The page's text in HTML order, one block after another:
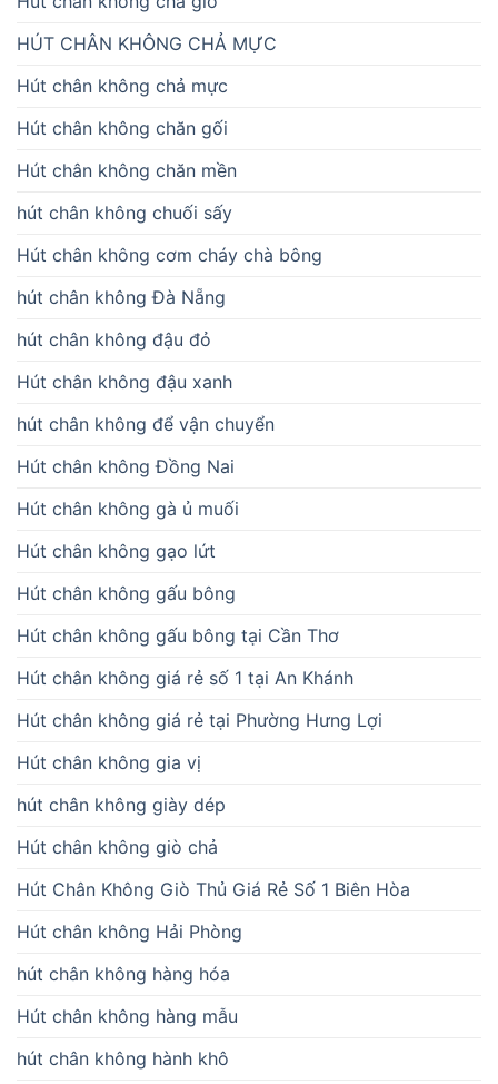
HÚT CHÂN KHÔNG CHẢ MỰC
Hút chân không chả mực
Hút chân không chăn gối
Hút chân không chăn mền
hút chân không chuối sấy
Hút chân không cơm cháy chà bông
hút chân không Đà Nẵng
hút chân không đậu đỏ
Hút chân không đậu xanh
hút chân không để vận chuyển
Hút chân không Đồng Nai
Hút chân không gà ủ muối
Hút chân không gạo lứt
Hút chân không gấu bông
Hút chân không gấu bông tại Cần Thơ
Hút chân không giá rẻ số 1 tại An Khánh
Hút chân không giá rẻ tại Phường Hưng Lợi
Hút chân không gia vị
hút chân không giày dép
Hút chân không giò chả
Hút Chân Không Giò Thủ Giá Rẻ Số 1 Biên Hòa
Hút chân không Hải Phòng
hút chân không hàng hóa
Hút chân không hàng mẫu
hút chân không hành khô